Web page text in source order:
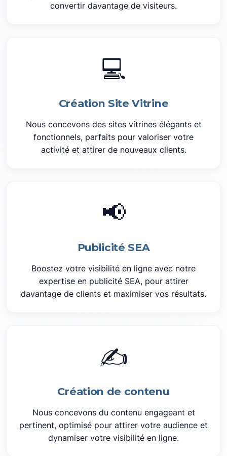
convertir davantage de visiteurs.
💻
Création Site Vitrine
Nous concevons des sites vitrines élégants et
fonctionnels, parfaits pour valoriser votre
activité et attirer de nouveaux clients.
📢
Publicité SEA
Boostez votre visibilité en ligne avec notre
expertise en publicité SEA, pour attirer
davantage de clients et maximiser vos résultats.
✍️
Création de contenu
Nous concevons du contenu engageant et
pertinent, optimisé pour attirer votre audience et
dynamiser votre visibilité en ligne.